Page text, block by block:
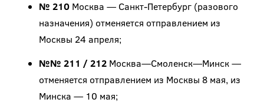
№ 210Москва — Санкт-Петербург (разового
назначения) отменяется отправлением из
Москвы 24 апреля;
№№ 211 / 212Москва—Смоленск—Минск —
отменяется отправлением из Москвы 8 мая, из
Минска — 10 мая;